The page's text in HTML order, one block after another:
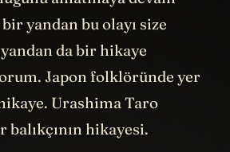
yandan bu olayı size
da bir hikaye
Japon folklöründe yer
Urashima Taro
balıkçının hikayesi.